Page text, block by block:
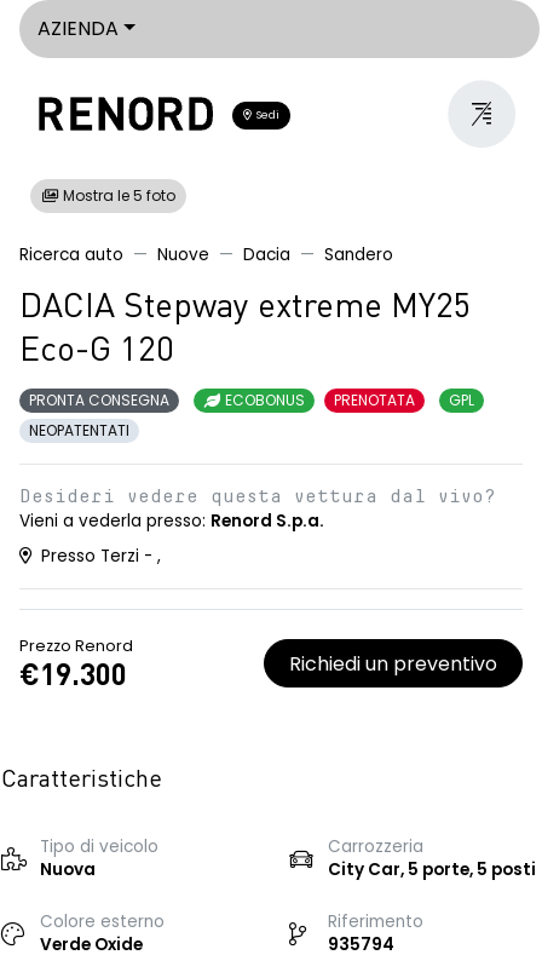
AZIENDA
Sedi
Mostra le 5 foto
Ricerca auto Nuove Dacia Sandero
DACIA Stepway extreme MY25
Eco-G 120
PRONTA CONSEGNA ECOBONUS PRENOTATA
GPL
NEOPATENTATI
Desideri vedere questa vettura dal vivo?
Vieni a vederla presso: Renord S.p.a.
Presso Terzi - ,
Prezzo Renord
€19.300 Richiedi un preventivo
Caratteristiche
Tipo di veicolo
Nuova
Carrozzeria
City Car, 5 porte, 5 posti
Colore esterno
Verde Oxide
Riferimento
935794